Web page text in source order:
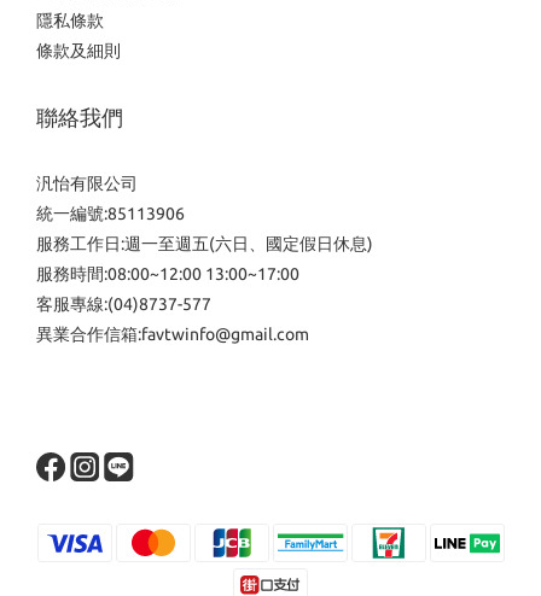
隱私條款
條款及細則
聯絡我們
汎怡有限公司
統一編號:85113906
服務工作日:週一至週五(六日、國定假日休息)
服務時間:08:00~12:00 13:00~17:00
客服專線:(04)8737-577
異業合作信箱:favtwinfo@gmail.com